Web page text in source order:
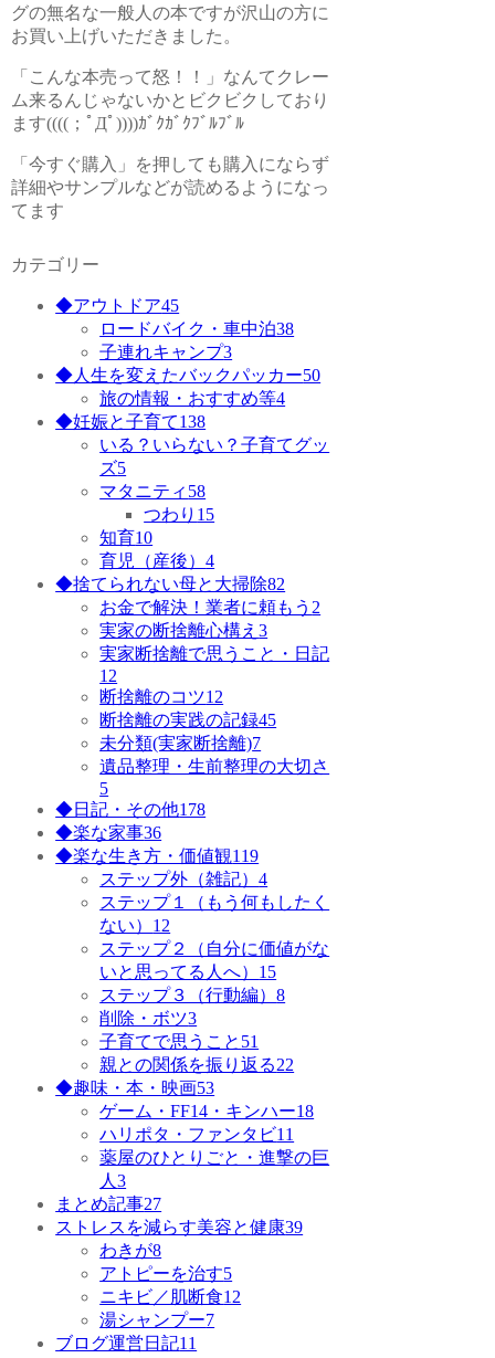
グの無名な一般人の本ですが沢山の方に
お買い上げいただきました。
「こんな本売って怒！！」なんてクレー
ム来るんじゃないかとビクビクしており
ます((((；ﾟДﾟ))))ｶﾞｸｶﾞｸﾌﾞﾙﾌﾞﾙ
「今すぐ購入」を押しても購入にならず
詳細やサンプルなどが読めるようになっ
てます
カテゴリー
◆アウトドア45
ロードバイク・車中泊38
子連れキャンプ3
◆人生を変えたバックパッカー50
旅の情報・おすすめ等4
◆妊娠と子育て138
いる？いらない？子育てグッ
ズ5
マタニティ 58
つわり 15
知育10
育児（産後）4
◆捨てられない母と大掃除82
お金で解決！業者に頼もう2
実家の断捨離心構え3
実家断捨離で思うこと・日記
12
断捨離のコツ12
断捨離の実践の記録45
未分類(実家断捨離)7
遺品整理・生前整理の大切さ
5
◆日記・その他178
◆楽な家事36
◆楽な生き方・価値観119
ステップ外（雑記）4
ステップ１（もう何もしたく
ない） 12
ステップ２（自分に価値がな
いと思ってる人へ） 15
ステップ３（行動編）8
削除・ボツ3
子育てで思うこと 51
親との関係を振り返る22
◆趣味・本・映画53
ゲーム・FF14・キンハー18
ハリポタ・ファンタビ11
薬屋のひとりごと・進撃の巨
人3
まとめ記事27
ストレスを減らす美容と健康39
わきが8
アトピーを治す5
ニキビ／肌断食12
湯シャンプー7
ブログ運営日記11